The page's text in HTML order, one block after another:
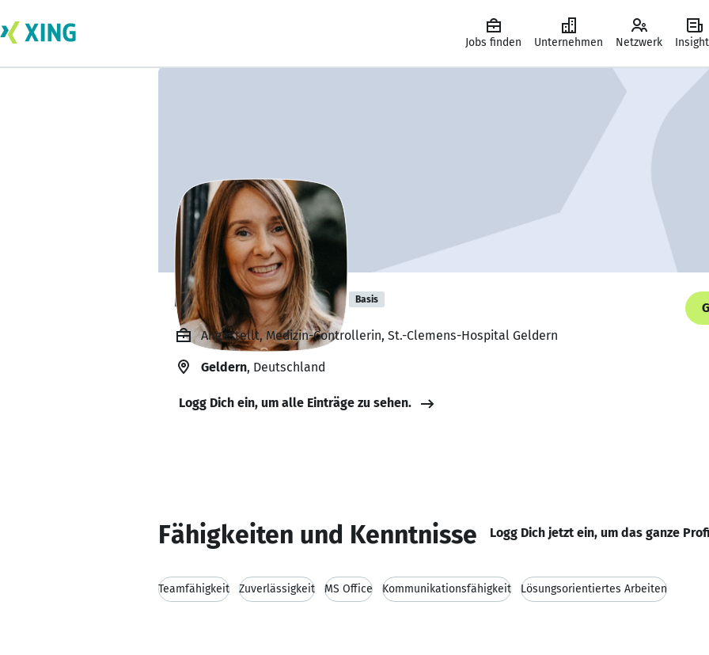
Jobs finden Unternehmen Netzwerk
Melanie Raschke Basis
Angestellt, Medizin-Controllerin, St.-Clemens-Hospital Geldern
Geldern, Deutschland
Logg Dich ein, um alle Einträge zu sehen.
Fähigkeiten und Kenntnisse Logg Dich jetzt ein, um das ganze
Teamfähigkeit Zuverlässigkeit MS Office Kommunikationsfähigkeit Lösungsorientiertes Arbeiten